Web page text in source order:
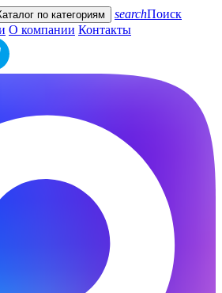
по категориям searchПоиск
О компании Контакты